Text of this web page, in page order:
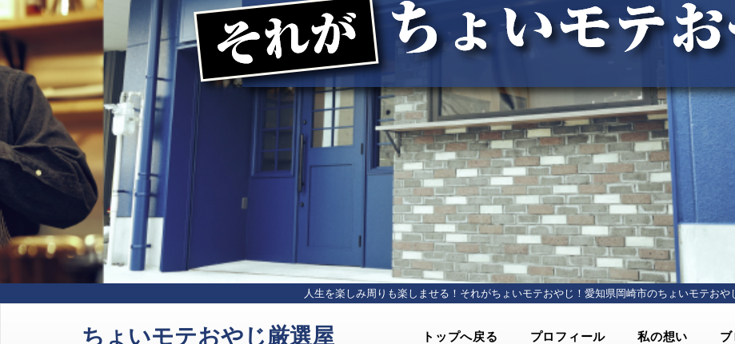
人生を楽しみ周りも楽しませる！それがちょいモテおやじ！ 愛知県岡崎市のちょいモテおや
ちょいモテおやじ厳選屋 トップへ戻る プロフィール 私の想い